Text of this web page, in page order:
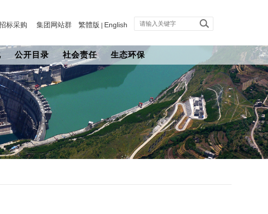
标采购 集团网站群 繁體版 English
公开目录 社会责任 生态环保